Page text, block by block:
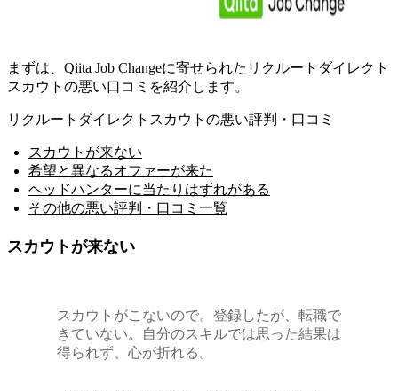
まずは、Qiita Job Changeに寄せられたリクルートダイレクト
スカウトの悪い口コミを紹介します。
リクルートダイレクトスカウトの悪い評判・口コミ
スカウトが来ない
希望と異なるオファーが来た
ヘッドハンターに当たりはずれがある
その他の悪い評判・口コミ一覧
スカウトが来ない
スカウトがこないので。登録したが、転職で
きていない。自分のスキルでは思った結果は
得られず、心が折れる。